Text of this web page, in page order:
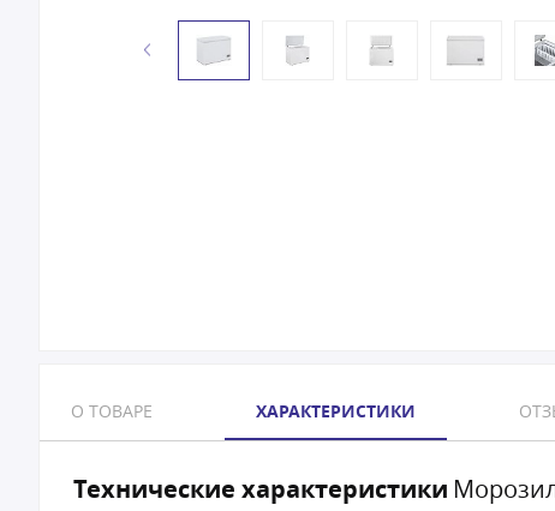
О ТОВАРЕ ХАРАКТЕРИСТИКИ
Технические характеристики